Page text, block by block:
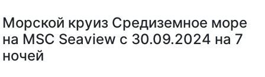
Морской круиз Средиземное море
на MSC Seaview с 30.09.2024 на 7
ночей